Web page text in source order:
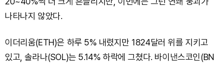
나타나지 않았다.
이더리움(ETH)은 하루 5% 내렸지만 1824달러 위를 지키고
있고, 솔라나(SOL)는 5.14% 하락에 그쳤다. 바이낸스코인(BN